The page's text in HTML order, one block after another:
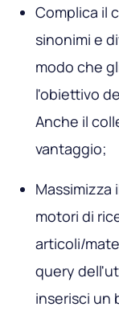
Complica il
sinonimi e
modo che
l'obiettivo
Anche il
vantaggio;
Massimizza
motori di
articoli/
query
inserisci un